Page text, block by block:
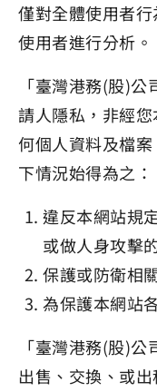
僅對全體使用者
使用者進行分析。
「臺灣港務(股)
請人隱私，非經
何個人資料及檔
下情況始得為之：
違反本網站規
或做人身攻擊
保護或防衛相
為保護本網站
「臺灣港務(股)
出售、交換、或